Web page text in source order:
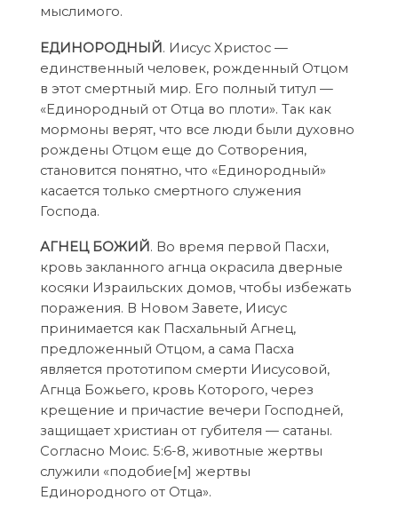
мыслимого.
ЕДИНОРОДНЫЙ. Иисус Христос —
единственный человек, рожденный Отцом
в этот смертный мир. Его полный титул —
«Единородный от Отца во плоти». Так как
мормоны верят, что все люди были духовно
рождены Отцом еще до Сотворения,
становится понятно, что «Единородный»
касается только смертного служения
Господа.
АГНЕЦ БОЖИЙ. Во время первой Пасхи,
кровь закланного агнца окрасила дверные
косяки Израильских домов, чтобы избежать
поражения. В Новом Завете, Иисус
принимается как Пасхальный Агнец,
предложенный Отцом, а сама Пасха
является прототипом смерти Иисусовой,
Агнца Божьего, кровь Которого, через
крещение и причастие вечери Господней,
защищает христиан от губителя — сатаны.
Согласно Моис. 5:6-8, животные жертвы
служили «подобие[м] жертвы
Единородного от Отца».